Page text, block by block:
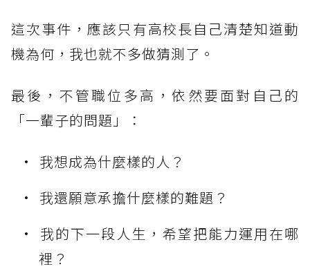
這次事件，應該只有高校長自己清楚知道動
機為何，我也就不多做猜測了。
最後，不管職位多高，依然要面對自己的
「一輩子的問題」：
我想成為什麼樣的人？
我還願意承擔什麼樣的難題？
我的下一段人生，希望把能力運用在哪
裡？